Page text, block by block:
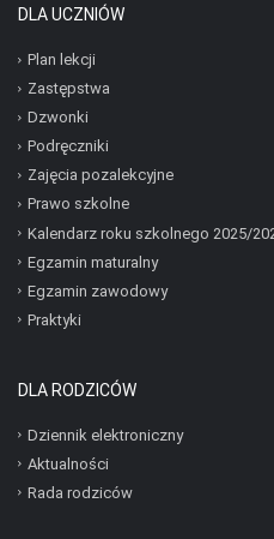
DLA UCZNIÓW
Plan lekcji
Zastępstwa
Dzwonki
Podręczniki
Zajęcia pozalekcyjne
Prawo szkolne
Kalendarz roku szkolnego 2025/
Egzamin maturalny
Egzamin zawodowy
Praktyki
DLA RODZICÓW
Dziennik elektroniczny
Aktualności
Rada rodziców